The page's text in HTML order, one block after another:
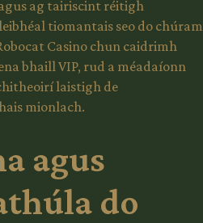
ag tairiscint réitigh
tiomantais seo do chúram
Casino chun caidrimh
bhaill VIP, rud a méadaíonn
laistigh de
mionlach.
agus
do